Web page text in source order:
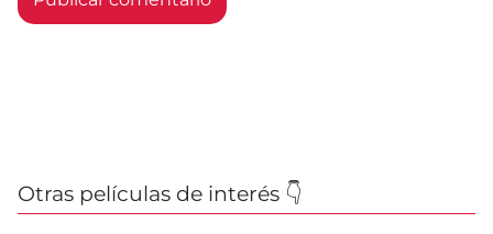
Otras películas de interés 👇